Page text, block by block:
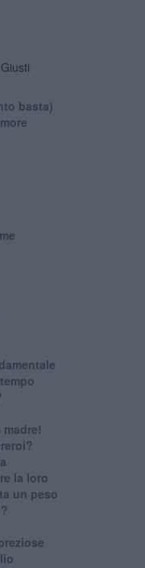
basta)
la loro
un peso